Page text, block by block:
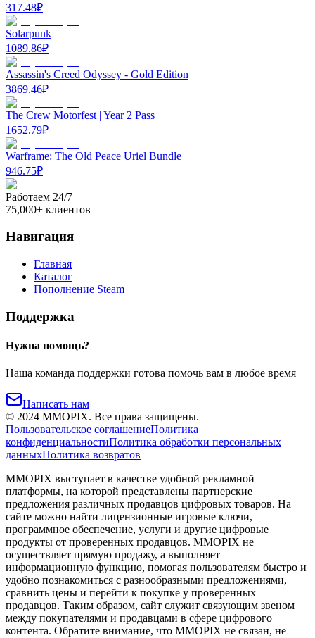
317.48₽
Solarpunk
1089.86₽
Assassin's Creed Odyssey - Gold Edition
3869.46₽
The Crew Motorfest | Year 2 Pass
1652.79₽
Warframe: The Old Peace Uriel Bundle
946.75₽
Работаем 24/7
75,000+ клиентов
Навигация
Главная
Каталог
Пополнение Steam
Поддержка
Нужна помощь?
Наша команда поддержки готова помочь вам в любое время
Написать нам
© 2024 MMOPIX. Все права защищены.
Пользовательское соглашениеПолитика
конфиденциальностиПолитика обработки персональных
данныхПолитика возвратов
MMOPIX выступает в качестве удобной рекламной
платформы, на которой представлены партнерские
предложения различных продавцов цифровых товаров. На
сайте можно найти лицензионные игровые ключи,
программное обеспечение, услуги и другие цифровые
продукты от проверенных продавцов. MMOPIX не
осуществляет прямую продажу, а выполняет
информационную функцию, помогая пользователям быстро и
удобно познакомиться с разнообразными предложениями,
сравнить цены и перейти к покупке у проверенных
продавцов. Таким образом, сайт служит связующим звеном
между покупателями и продавцами в сфере цифрового
контента. Обратите внимание, что MMOPIX не связан, не